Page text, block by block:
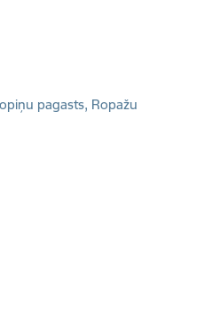
pagasts, Ropažu